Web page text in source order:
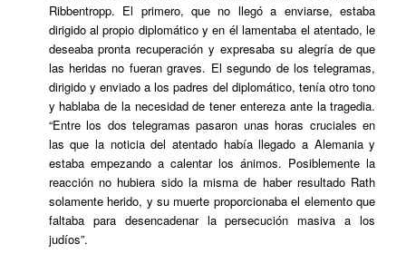
Ribbentropp. El primero, que no llegó a enviarse, estaba
dirigido al propio diplomático y en él lamentaba el atentado, le
deseaba pronta recuperación y expresaba su alegría de que
las heridas no fueran graves. El segundo de los telegramas,
dirigido y enviado a los padres del diplomático, tenía otro tono
y hablaba de la necesidad de tener entereza ante la tragedia.
“Entre los dos telegramas pasaron unas horas cruciales en
las que la noticia del atentado había llegado a Alemania y
estaba empezando a calentar los ánimos. Posiblemente la
reacción no hubiera sido la misma de haber resultado Rath
solamente herido, y su muerte proporcionaba el elemento que
faltaba para desencadenar la persecución masiva a los
judíos”.